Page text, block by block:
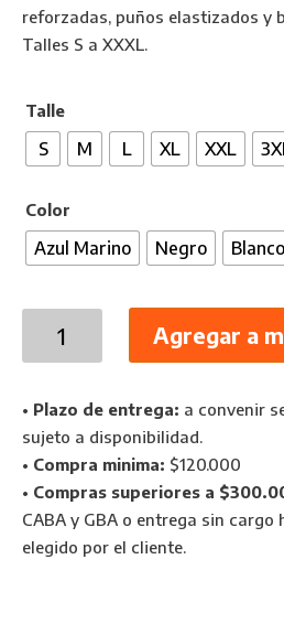
reforzadas, puños elastizados y
Talles S a XXXL.
Talle
S M L XL XXL
Color
Azul Marino Negro Blanco
Trucker
Impermeable
MG
cantidad
Agregar a
• Plazo de entrega: a convenir
sujeto a disponibilidad.
• Compra minima: $120.000
• Compras superiores a
CABA y GBA o entrega sin
elegido por el cliente.